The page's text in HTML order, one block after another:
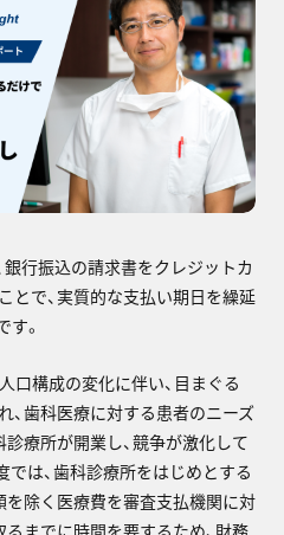
銀行振込の請求書をクレジットカ
とで、実質的な支払い期日を繰延
。
口構成の変化に伴い、目まぐる
、歯科医療に対する患者のニーズ
療所が開業し、競争が激化して
では、歯科診療所をはじめとする
を除く医療費を審査支払機関に対
るまでに時間を要するため、財務